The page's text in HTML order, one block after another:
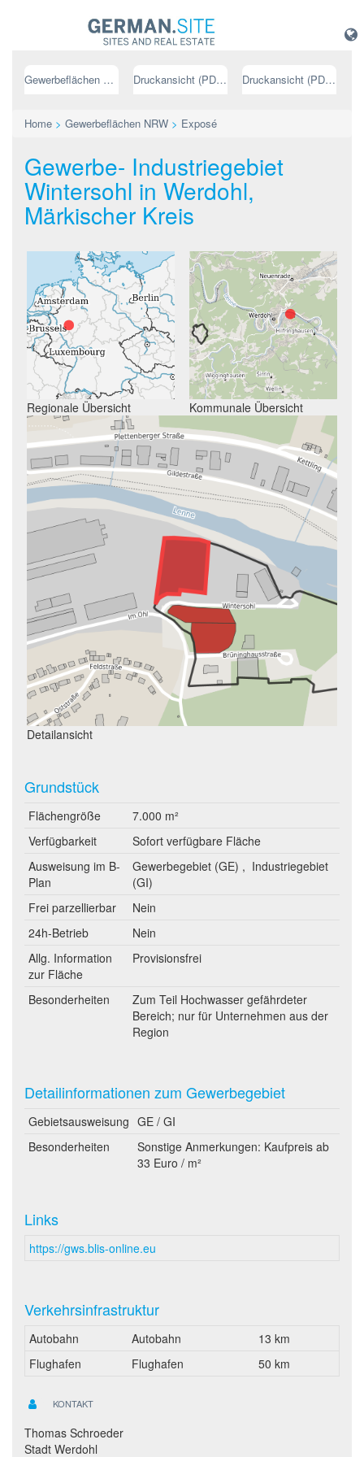
Gewerbeflächen NRW Druckansicht (PDF) // deutsch Druckansicht (PDF) // englisch
Home > Gewerbeflächen NRW > Exposé
Gewerbe- Industriegebiet
Wintersohl in Werdohl,
Märkischer Kreis
Regionale Übersicht Kommunale Übersicht
Detailansicht
Grundstück
Flächengröße
7.000 m²
Verfügbarkeit
Sofort verfügbare Fläche
Ausweisung im B-
Plan
Gewerbegebiet (GE) , Industriegebiet
(GI)
Frei parzellierbar
Nein
24h-Betrieb
Nein
Allg. Information
zur Fläche
Provisionsfrei
Besonderheiten
Zum Teil Hochwasser gefährdeter
Bereich; nur für Unternehmen aus der
Region
Detailinformationen zum Gewerbegebiet
Gebietsausweisung GE / GI
Besonderheiten
Sonstige Anmerkungen: Kaufpreis ab
33 Euro / m²
Links
https://gws.blis-online.eu
Verkehrsinfrastruktur
Autobahn Autobahn
13 km
Flughafen
Flughafen 50 km
KONTAKT
Thomas Schroeder
Stadt Werdohl